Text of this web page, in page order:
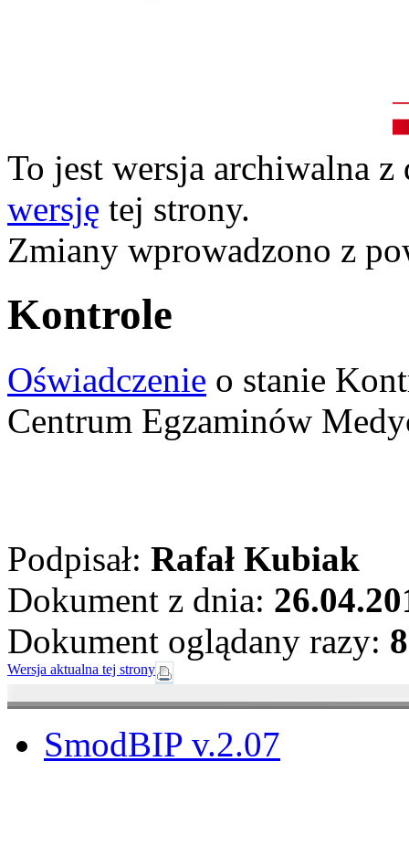
To jest wersja archiwalna
wersję tej strony.
Zmiany wprowadzono z
Kontrole
Oświadczenie o stanie
Centrum Egzaminów
Podpisał: Rafał Kubiak
Dokument z dnia:
Dokument oglądany razy:
Wersja aktualna tej strony
SmodBIP v.2.07